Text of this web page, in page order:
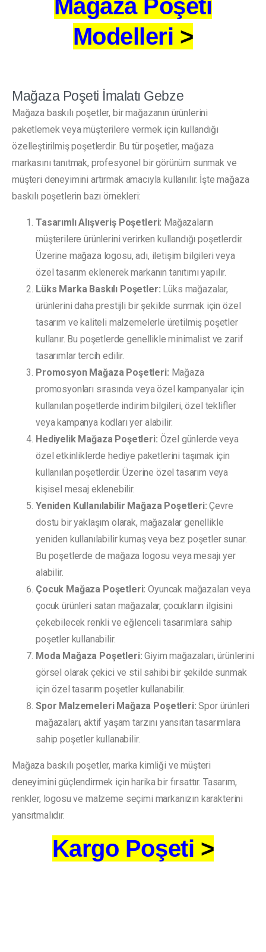
Mağaza Poşeti
Modelleri >
Mağaza Poşeti İmalatı Gebze
Mağaza baskılı poşetler, bir mağazanın ürünlerini
paketlemek veya müşterilere vermek için kullandığı
özelleştirilmiş poşetlerdir. Bu tür poşetler, mağaza
markasını tanıtmak, profesyonel bir görünüm sunmak ve
müşteri deneyimini artırmak amacıyla kullanılır. İşte mağaza
baskılı poşetlerin bazı örnekleri:
Tasarımlı Alışveriş Poşetleri: Mağazaların
müşterilere ürünlerini verirken kullandığı poşetlerdir.
Üzerine mağaza logosu, adı, iletişim bilgileri veya
özel tasarım eklenerek markanın tanıtımı yapılır.
Lüks Marka Baskılı Poşetler: Lüks mağazalar,
ürünlerini daha prestijli bir şekilde sunmak için özel
tasarım ve kaliteli malzemelerle üretilmiş poşetler
kullanır. Bu poşetlerde genellikle minimalist ve zarif
tasarımlar tercih edilir.
Promosyon Mağaza Poşetleri: Mağaza
promosyonları sırasında veya özel kampanyalar için
kullanılan poşetlerde indirim bilgileri, özel teklifler
veya kampanya kodları yer alabilir.
Hediyelik Mağaza Poşetleri: Özel günlerde veya
özel etkinliklerde hediye paketlerini taşımak için
kullanılan poşetlerdir. Üzerine özel tasarım veya
kişisel mesaj eklenebilir.
Yeniden Kullanılabilir Mağaza Poşetleri: Çevre
dostu bir yaklaşım olarak, mağazalar genellikle
yeniden kullanılabilir kumaş veya bez poşetler sunar.
Bu poşetlerde de mağaza logosu veya mesajı yer
alabilir.
Çocuk Mağaza Poşetleri: Oyuncak mağazaları veya
çocuk ürünleri satan mağazalar, çocukların ilgisini
çekebilecek renkli ve eğlenceli tasarımlara sahip
poşetler kullanabilir.
Moda Mağaza Poşetleri: Giyim mağazaları, ürünlerini
görsel olarak çekici ve stil sahibi bir şekilde sunmak
için özel tasarım poşetler kullanabilir.
Spor Malzemeleri Mağaza Poşetleri: Spor ürünleri
mağazaları, aktif yaşam tarzını yansıtan tasarımlara
sahip poşetler kullanabilir.
Mağaza baskılı poşetler, marka kimliği ve müşteri
deneyimini güçlendirmek için harika bir fırsattır. Tasarım,
renkler, logosu ve malzeme seçimi markanızın karakterini
yansıtmalıdır.
Kargo Poşeti >